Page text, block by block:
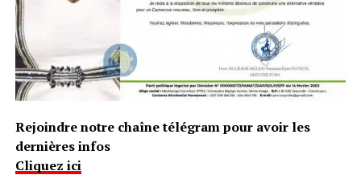
Rejoindre notre chaîne télégram pour avoir les
dernières infos
Cliquez ici